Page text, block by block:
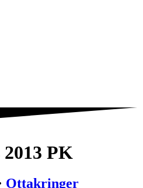
PK
Ottakringer